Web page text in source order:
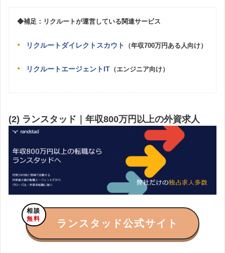
◆補足：リクルートが運営している関連サービス
リクルートダイレクトスカウト （年収700万円ある人向け）
リクルートエージェントIT （エンジニア向け）
(2) ランスタッド｜年収800万円以上の外資求人
相談
無料
ランスタッド公式サイト